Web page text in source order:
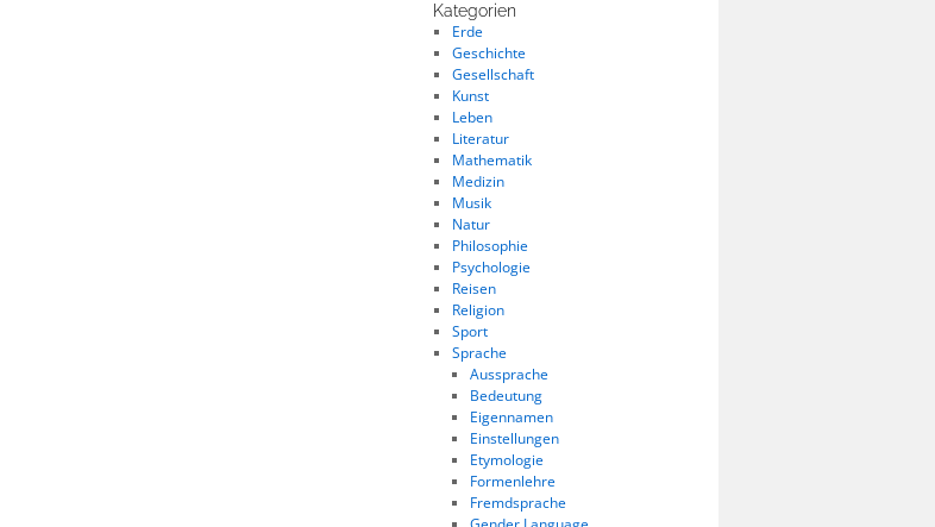
Kategorien
Erde
Geschichte
Gesellschaft
Kunst
Leben
Literatur
Mathematik
Medizin
Musik
Natur
Philosophie
Psychologie
Reisen
Religion
Sport
Sprache
Aussprache
Bedeutung
Eigennamen
Einstellungen
Etymologie
Formenlehre
Fremdsprache